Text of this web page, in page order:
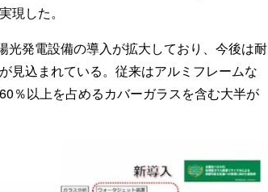
現した。
光発電設備の導入が拡大しており、今後は耐
見込まれている。従来はアルミフレームな
％以上を占めるカバーガラスを含む大半が